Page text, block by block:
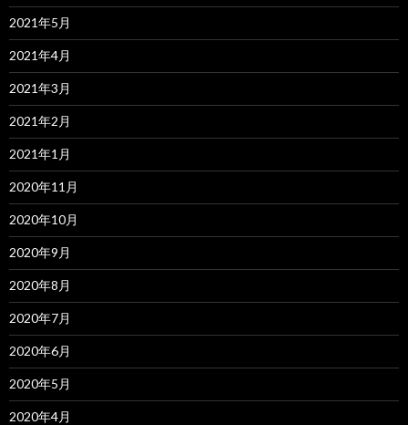
2021年5月
2021年4月
2021年3月
2021年2月
2021年1月
2020年11月
2020年10月
2020年9月
2020年8月
2020年7月
2020年6月
2020年5月
2020年4月